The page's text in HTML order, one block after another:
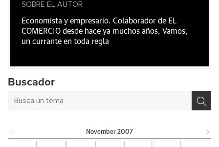
SOBRE EL AUTOR
Economista y empresario. Colaborador de EL
COMERCIO desde hace ya muchos años. Vamos,
un currante en toda regla
Buscador
November 2007